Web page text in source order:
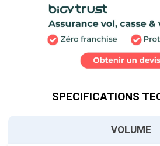
SPECIFICATIONS
VOLUME